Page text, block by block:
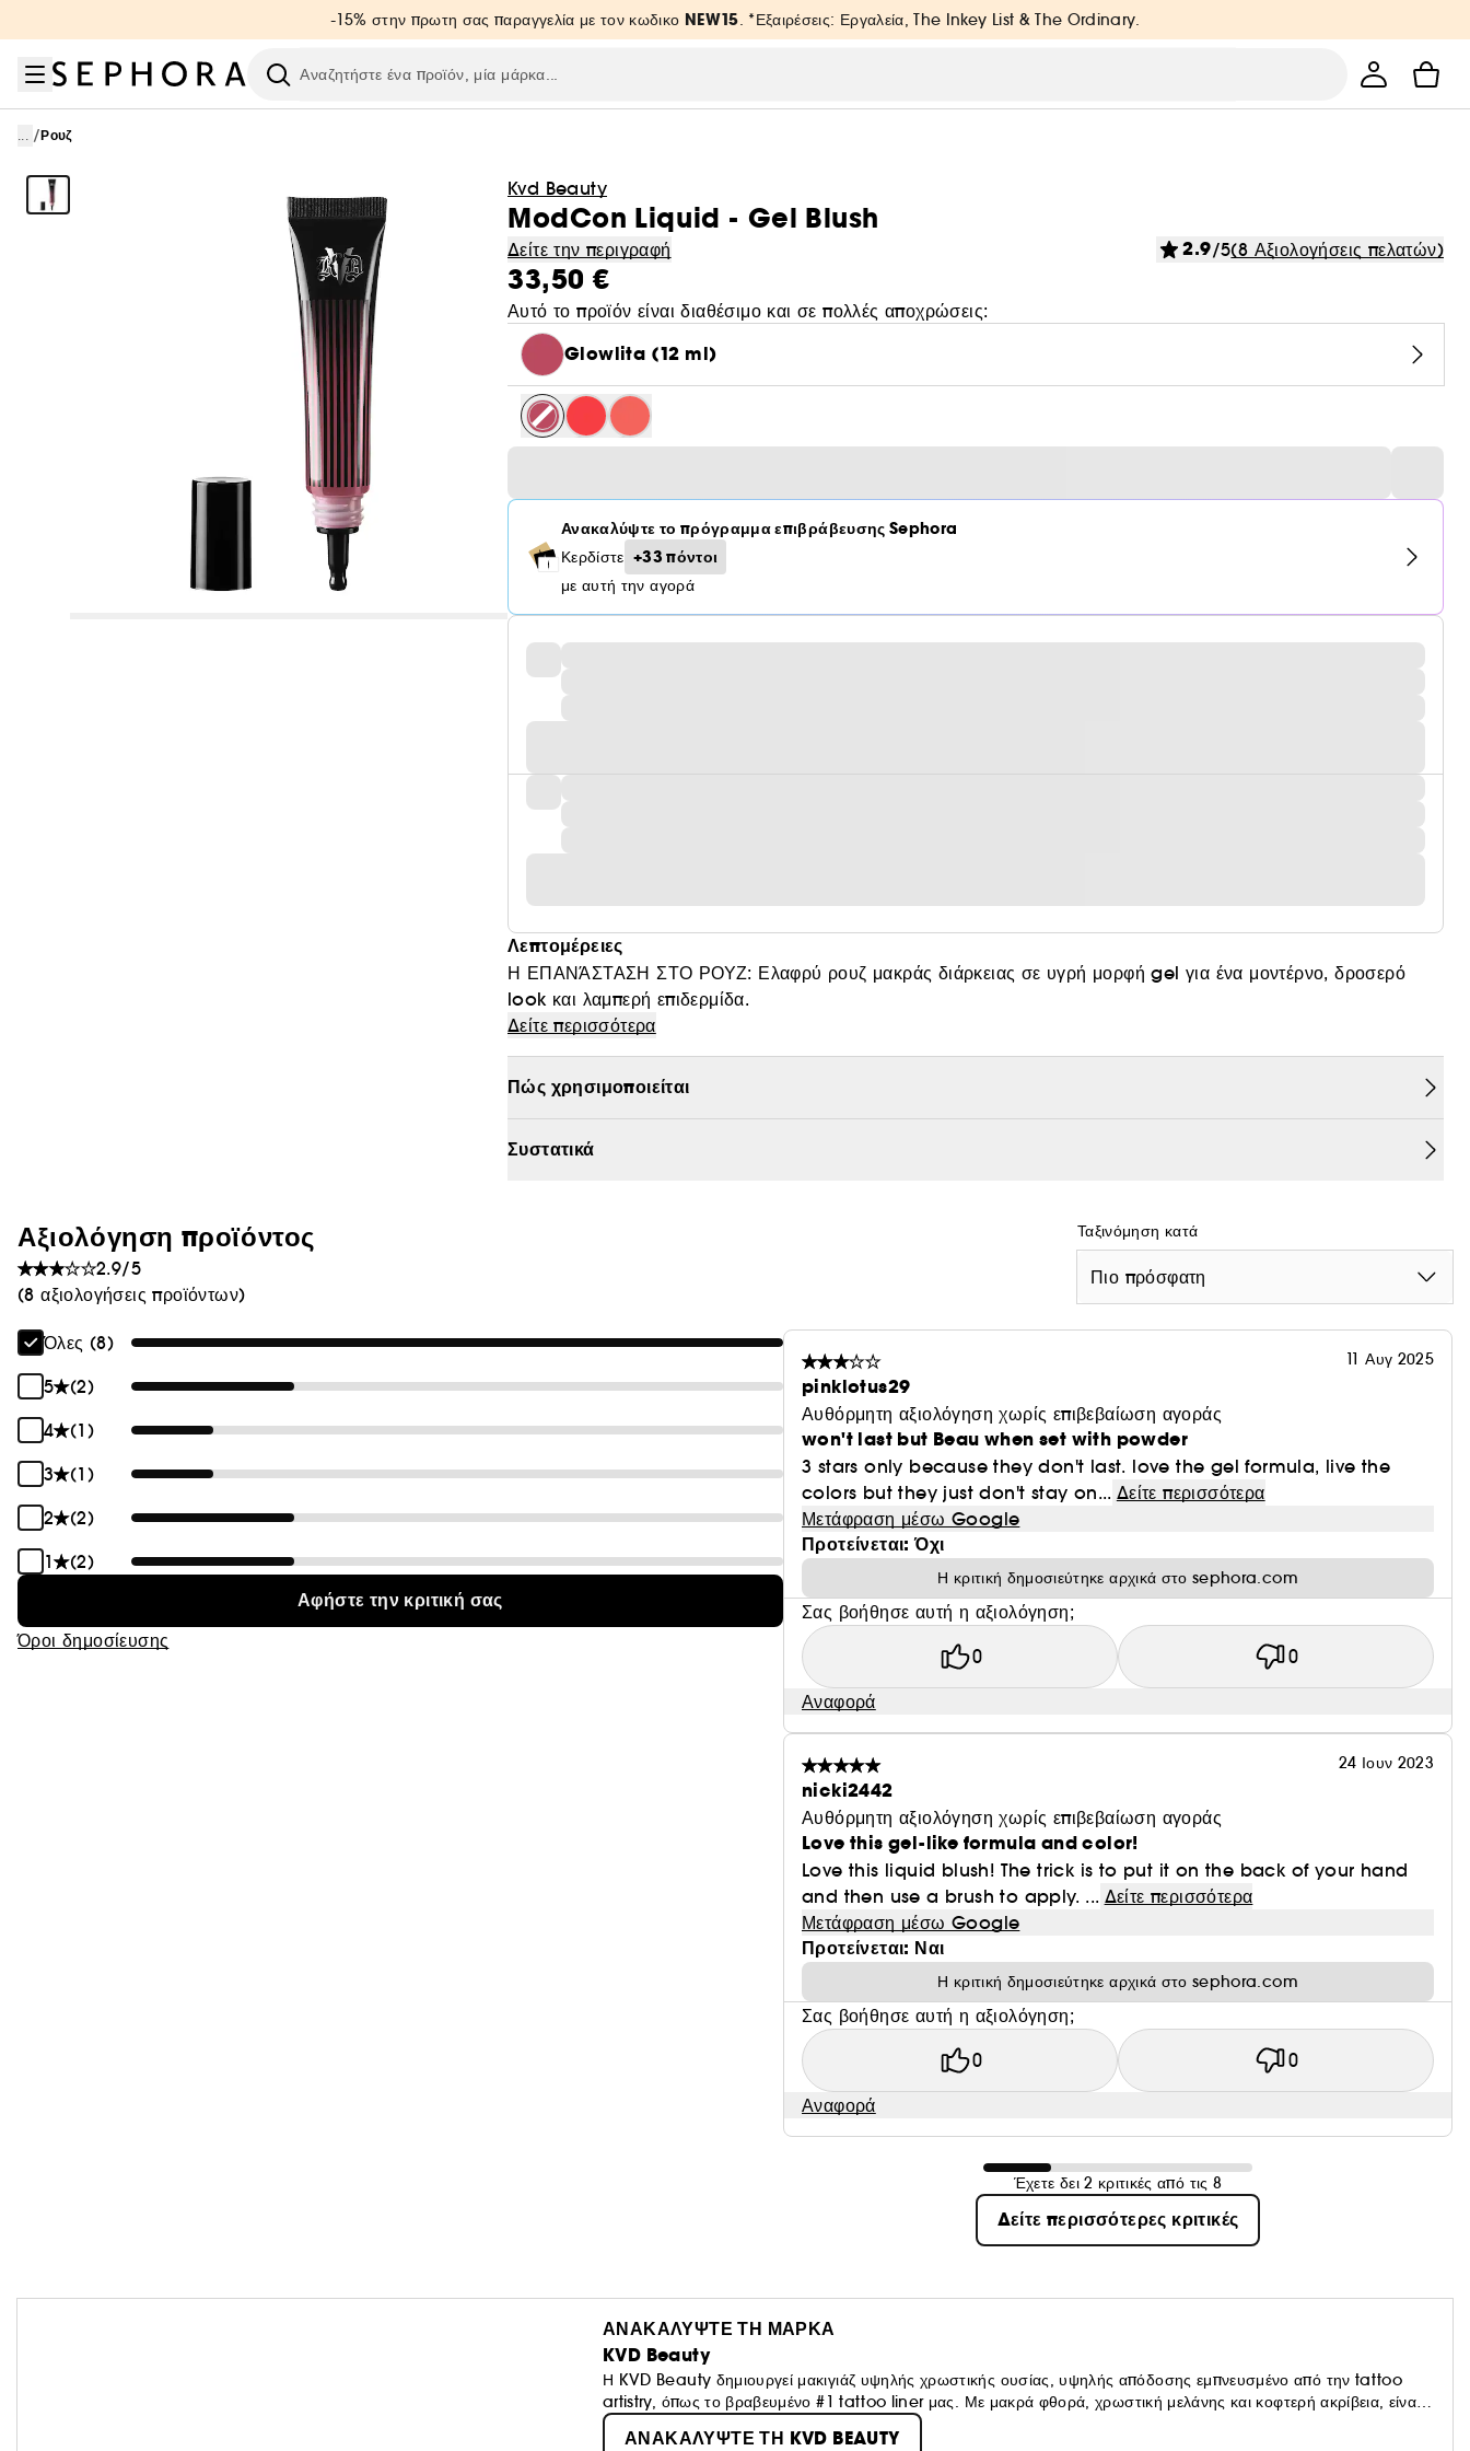
-15% στην πρωτη σας παραγγελία με τον κωδικο NEW15. *Εξαιρέσεις: Εργαλεία, The Inkey List & The Ordinary.
Ερευνήστε
... /Ρουζ
Kvd Beauty
ModCon Liquid - Gel Blush
Δείτε την περιγραφή 2.9/5(8 Αξιολογήσεις πελατών)
33,50 €
Αυτό το προϊόν είναι διαθέσιμο και σε πολλές αποχρώσεις:
Glowlita (12 ml)
Ανακαλύψτε το πρόγραμμα επιβράβευσης Sephora
Κερδίστε +33 πόντοι
με αυτή την αγορά
Λεπτομέρειες
Η ΕΠΑΝΆΣΤΑΣΗ ΣΤΟ ΡΟΥΖ: Ελαφρύ ρουζ μακράς διάρκειας σε υγρή μορφή gel για ένα μοντέρνο, δροσερό
look και λαμπερή επιδερμίδα.
ΘΕΛΕΤΕ ΜΙΑ ΔΡΟΣΕΡΑ ΛΑΜΠΕΡΗ ΕΠΙΔΕΡΜΙΔΑ; Ακριβώς. Ενυδάτωση + λάμψη με πολύ χρώμα. Το Vegan
FRESH + FAST: Αναμιγνύεται εύκολα, δεν συσσωρεύεται στις γραμμές του προσώπου, δεν γυαλίζει, δε σχηματίζει
γραμμές, δεν κολλάει και δεν ξηραίνεται, χαρίζοντας διάφανη, ομοιόμορφη λάμψη. Η επιδερμίδα αποκτά
ενυδατωμένη, λαμπερή και λεία όψη.
ΜΟΝΤΈΡΝΟ CONTOURING: Καινοτόμες φόρμουλες δημιουργούν άμεσα βάθος και σμιλεύουν τα χαρακτηριστικά
Δείτε περισσότερα
Πώς χρησιμοποιείται
Συστατικά
Αξιολόγηση προϊόντος
2.9/5
(8 αξιολογήσεις προϊόντων)
Ταξινόμηση κατά
Πιο πρόσφατη
Όλες (8)
5
(2)
4
(1)
3
(1)
2
(2)
1
(2)
Αφήστε την κριτική σας
Όροι δημοσίευσης
11 Αυγ 2025
pinklotus29
Αυθόρμητη αξιολόγηση χωρίς επιβεβαίωση αγοράς
won't last but Beau when set with powder
3 stars only because they don't last. love the gel formula, live the
colors but they just don't stay on... Δείτε περισσότερα
Μετάφραση μέσω Google
Προτείνεται: Όχι
Η κριτική δημοσιεύτηκε αρχικά στο sephora.com
Σας βοήθησε αυτή η αξιολόγηση;
0 0
Αναφορά
24 Ιουν 2023
nicki2442
Αυθόρμητη αξιολόγηση χωρίς επιβεβαίωση αγοράς
Love this gel-like formula and color!
Love this liquid blush! The trick is to put it on the back of your hand
and then use a brush to apply. ... Δείτε περισσότερα
Μετάφραση μέσω Google
Προτείνεται: Ναι
Η κριτική δημοσιεύτηκε αρχικά στο sephora.com
Σας βοήθησε αυτή η αξιολόγηση;
0 0
Αναφορά
Έχετε δει 2 κριτικές από τις 8
Δείτε περισσότερες κριτικές
ΑΝΑΚΑΛΥΨΤΕ ΤΗ ΜΑΡΚΑ
KVD Beauty
Η KVD Beauty δημιουργεί μακιγιάζ υψηλής χρωστικής ουσίας, υψηλής απόδοσης εμπνευσμένο από την tattoo
artistry, όπως το βραβευμένο #1 tattoo liner μας. Με μακρά φθορά, χρωστική μελάνης και κοφτερή ακρίβεια, είναι
το αδιαμφισβήτητο ιερό δισκοπότηρο του υγρού eyeliner. Αλλά αντιπροσωπεύουμε κάτι περισσότερο από την
απόδοση: Το μακιγιάζ μας είναι 100% vegan και χωρίς σκληρότητα, και νοιαζόμαστε για τον πλανήτη. Γιορτάζουμε
ΑΝΑΚΑΛΥΨΤΕ ΤΗ KVD BEAUTY